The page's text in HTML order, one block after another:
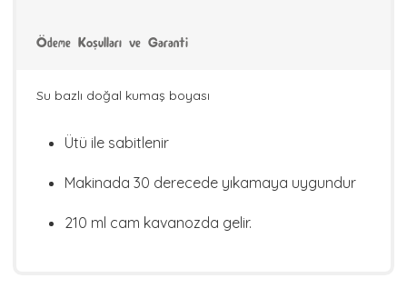
Ödeme Koşulları ve Garanti
Su bazlı doğal kumaş boyası
Ütü ile sabitlenir
Makinada 30 derecede yıkamaya uygundur
210 ml cam kavanozda gelir.